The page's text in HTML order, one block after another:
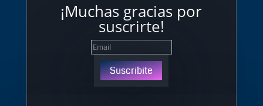
¡Muchas gracias por
suscrirte!
Suscribite